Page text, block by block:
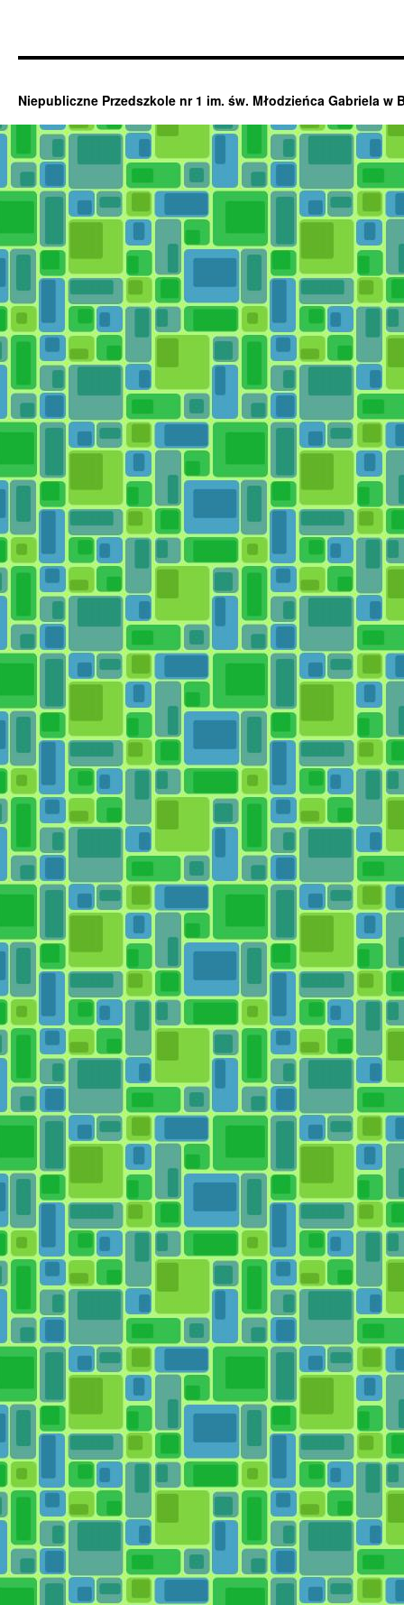
Niepubliczne Przedszkole nr 1 im. św. Młodzieńca Gabriela w